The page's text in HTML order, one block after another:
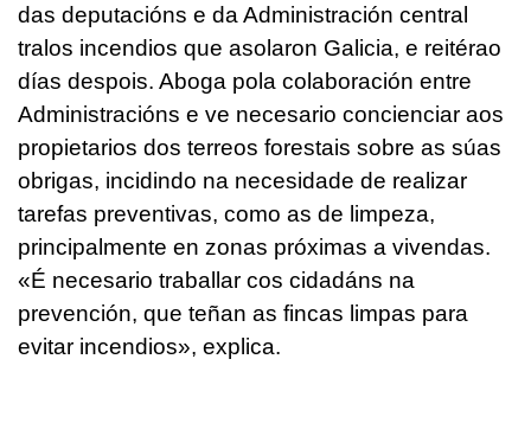
das deputacións e da Administración central
tralos incendios que asolaron Galicia, e reitérao
días despois. Aboga pola colaboración entre
Administracións e ve necesario concienciar aos
propietarios dos terreos forestais sobre as súas
obrigas, incidindo na necesidade de realizar
tarefas preventivas, como as de limpeza,
principalmente en zonas próximas a vivendas.
«É necesario traballar cos cidadáns na
prevención, que teñan as fincas limpas para
evitar incendios», explica.